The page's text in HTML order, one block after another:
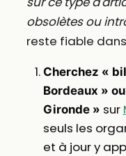
obsolètes ou
reste fiable
Cherchez «
Bordeaux »
Gironde » sur
seuls les
et à jour y